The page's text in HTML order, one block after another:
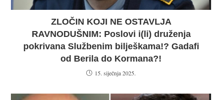
ZLOČIN KOJI NE OSTAVLJA
RAVNODUŠNIM: Poslovi i(li) druženja
pokrivana Službenim bilješkama!? Gadafi
od Berila do Kormana?!
15. siječnja 2025.